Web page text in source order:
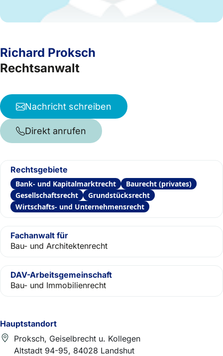
Hauptstandort
Proksch, Geiselbrecht u. Kollegen
Altstadt 94-95, 84028 Landshut
Richard Proksch
Rechtsanwalt
Nachricht schreiben
Direkt anrufen
Rechtsgebiete
Bank- und Kapitalmarktrecht
Baurecht (privates)
Gesellschaftsrecht
Grundstücksrecht
Wirtschafts- und Unternehmensrecht
Fachanwalt für
Bau- und Architektenrecht
DAV-Arbeitsgemeinschaft
Bau- und Immobilienrecht